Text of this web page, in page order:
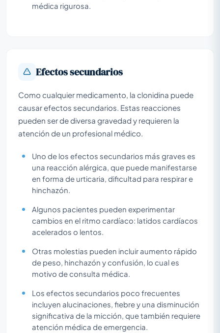
médica rigurosa.
Efectos secundarios
Como cualquier medicamento, la clonidina puede
causar efectos secundarios. Estas reacciones
pueden ser de diversa gravedad y requieren la
atención de un profesional médico.
Uno de los efectos secundarios más graves es
una reacción alérgica, que puede manifestarse
en forma de urticaria, dificultad para respirar e
hinchazón.
Algunos pacientes pueden experimentar
cambios en el ritmo cardíaco: latidos cardíacos
acelerados o lentos.
Otras molestias pueden incluir aumento rápido
de peso, hinchazón y confusión, lo cual es
motivo de consulta médica.
Los efectos secundarios poco frecuentes
incluyen alucinaciones, fiebre y una disminución
significativa de la micción, que también requiere
atención médica de emergencia.